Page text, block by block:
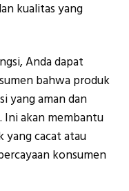
kualitas yang
Anda dapat
bahwa produk
yang aman dan
Ini akan membantu
yang cacat atau
konsumen